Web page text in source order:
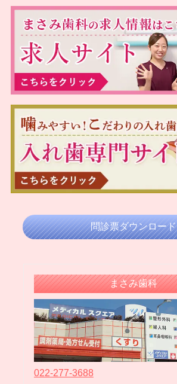
問診票ダウンロード
まさみ歯科
022-277-3688